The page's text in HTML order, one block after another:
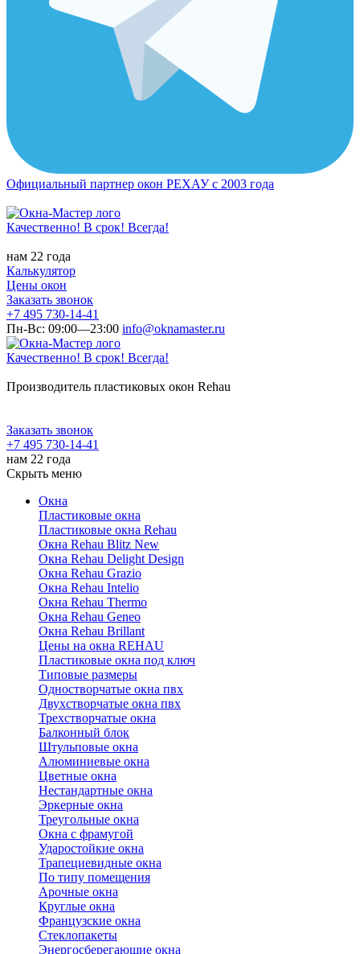
Официальный партнер окон РЕХАУ с 2003 года
Качественно! В срок! Всегда!
нам 22 года
Калькулятор
Цены окон
Заказать звонок
+7 495 730-14-41
Пн-Вс: 09:00—23:00 info@oknamaster.ru
Качественно! В срок! Всегда!
Производитель пластиковых окон Rehau
Заказать звонок
+7 495 730-14-41
нам 22 года
Скрыть меню
Окна
Пластиковые окна
Пластиковые окна Rehau
Окна Rehau Blitz New
Окна Rehau Delight Design
Окна Rehau Grazio
Окна Rehau Intelio
Окна Rehau Thermo
Окна Rehau Geneo
Окна Rehau Brillant
Цены на окна REHAU
Пластиковые окна под ключ
Типовые размеры
Одностворчатые окна пвх
Двухстворчатые окна пвх
Трехстворчатые окна
Балконный блок
Штульповые окна
Алюминиевые окна
Цветные окна
Нестандартные окна
Эркерные окна
Треугольные окна
Окна с фрамугой
Ударостойкие окна
Трапециевидные окна
По типу помещения
Арочные окна
Круглые окна
Французские окна
Стеклопакеты
Энергосберегающие окна